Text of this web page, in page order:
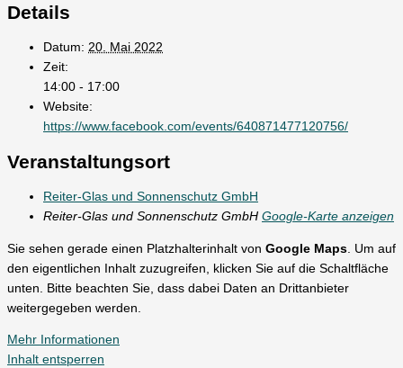
Details
Datum: 20. Mai 2022
Zeit:
14:00 - 17:00
Website:
https://www.facebook.com/events/640871477120756/
Veranstaltungsort
Reiter-Glas und Sonnenschutz GmbH
Reiter-Glas und Sonnenschutz GmbH Google-Karte anzeigen
Sie sehen gerade einen Platzhalterinhalt von Google Maps . Um auf
den eigentlichen Inhalt zuzugreifen, klicken Sie auf die Schaltfläche
unten. Bitte beachten Sie, dass dabei Daten an Drittanbieter
weitergegeben werden.
Mehr Informationen
Inhalt entsperren